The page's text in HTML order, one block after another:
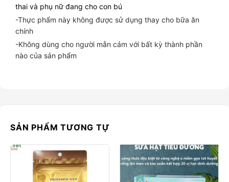
thai và phụ nữ đang cho con bú
-Thực phẩm này không được sử dụng thay cho bữa ăn
chính
-Không dùng cho người mẫn cảm với bất kỳ thành phần
nào của sản phẩm
SẢN PHẨM TƯƠNG TỰ